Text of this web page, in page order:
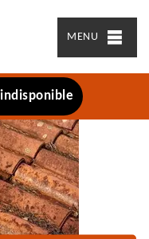
MENU
indisponible